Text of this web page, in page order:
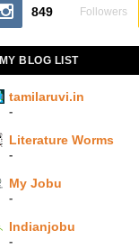
849 Followers
BLOG LIST
tamilaruvi.in
-
Literature Worms
-
My Jobu
-
Indianjobu
-